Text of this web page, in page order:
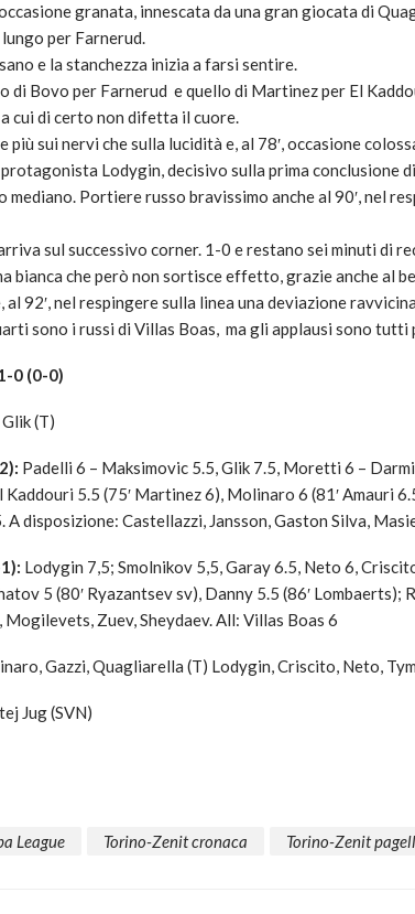
granata, innescata da una gran giocata di
per Farnerud.
e la stanchezza inizia a farsi sentire.
di Bovo per Farnerud e quello di Martinez per El
cui di certo non difetta il cuore.
più sui nervi che sulla lucidità e, al 78′, occasione
Lodygin, decisivo sulla prima conclusione
mediano. Portiere russo bravissimo anche al 90′, nel
sul successivo corner. 1-0 e restano sei minuti di
bianca che però non sortisce effetto, grazie anche al
92′, nel respingere sulla linea una deviazione
sono i russi di Villas Boas, ma gli applausi sono tutti
0 (0-0)
(T)
Padelli 6 – Maksimovic 5.5, Glik 7.5, Moretti 6 –
Kaddouri 5.5 (75′ Martinez 6), Molinaro 6 (81′ Amauri
A disposizione: Castellazzi, Jansson, Gaston Silva,
Lodygin 7,5; Smolnikov 5,5, Garay 6.5, Neto 6,
5 (80′ Ryazantsev sv), Danny 5.5 (86′ Lombaerts);
Mogilevets, Zuev, Sheydaev. All: Villas Boas 6
Gazzi, Quagliarella (T) Lodygin, Criscito, Neto,
Jug (SVN)
League Torino-Zenit cronaca Torino-Zenit